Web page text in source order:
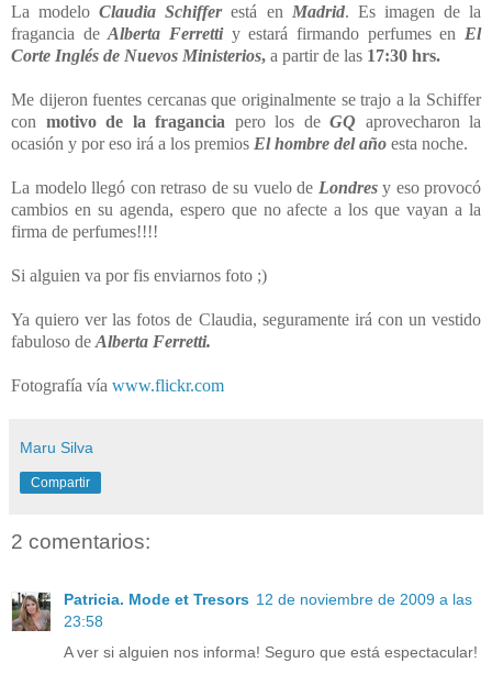
La modelo Claudia Schifferestá en Madrid. Es imagen de la
fragancia deAlberta Ferrettiy estará firmando perfumes en El
Corte Inglés de Nuevos Ministerios, a partir de las 17:30 hrs.
Me dijeron fuentes cercanas que originalmente se trajo a la Schiffer
con motivo de la fragancia pero los deGQ aprovecharon la
ocasión y por eso irá a los premios El hombre del año esta noche.
La modelo llegó con retraso de su vuelo de Londresy eso provocó
cambios en su agenda, espero que no afecte a los que vayan a la
firma de perfumes!!!!
Si alguien va por fis enviarnos foto ;)
Yaquiero ver las fotos de Claudia, seguramente irá con un vestido
fabuloso de Alberta Ferretti.
Fotografía vía www.flickr.com
Maru Silva
Compartir
2 comentarios:
Patricia. Mode et Tresors 12 de noviembre de 2009 a las
23:58
A ver si alguien nos informa! Seguro que está espectacular!